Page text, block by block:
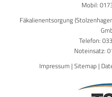
Mobil:
Fäkalienentsorgung
Telefon:
Noteinsatz:
Impressum | Sitemap |